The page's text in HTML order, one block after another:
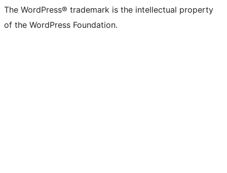
The WordPress® trademark is the intellectual property
of the WordPress Foundation.